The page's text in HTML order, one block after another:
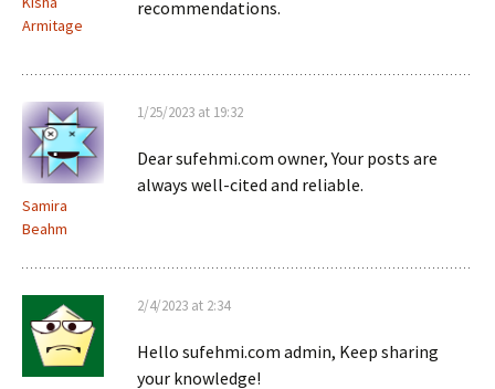
Armitage
recommendations.
Samira
Beahm
1/25/2023 at 19:32
Dear sufehmi.com owner, Your posts are
always well-cited and reliable.
2/4/2023 at 2:34
Hello sufehmi.com admin, Keep sharing
your knowledge!